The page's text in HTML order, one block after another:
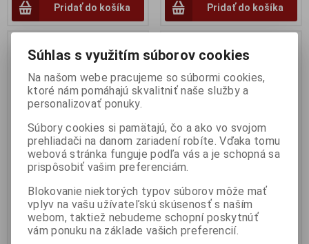
Pridať do košíka Pridať do košíka
LP - Saphire Black Metallic -
2021 - GT SPIRIT - GT859
Výrobca: GT SPIRIT
1:18 HONDA CIVIC EK9 TYPE R
WHITE 1997 - OTTO - OT971
Výrobca:OTTO
Katalógové číslo:OT-OT971
Skladom:1 ks
Súhlas s využitím súborov cookies
Na našom webe pracujeme so súbormi cookies,
ktoré nám pomáhajú skvalitniť naše služby a
personalizovať ponuky.
Súbory cookies si pamätajú, čo a ako vo svojom
prehliadači na danom zariadení robíte. Vďaka tomu
webová stránka funguje podľa vás a je schopná sa
prispôsobiť vašim preferenciám.
Blokovanie niektorých typov súborov môže mať
vplyv na vašu užívateľskú skúsenosť s naším
webom, taktiež nebudeme schopní poskytnúť
vám ponuku na základe vašich preferencií.